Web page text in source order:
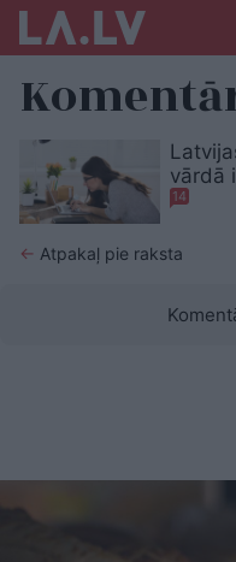
vārdā
14
← Atpakaļ pie raksta